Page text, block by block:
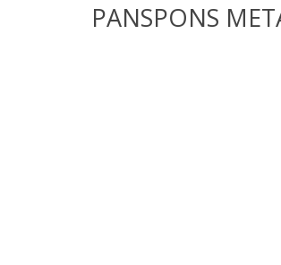
PANSPONS